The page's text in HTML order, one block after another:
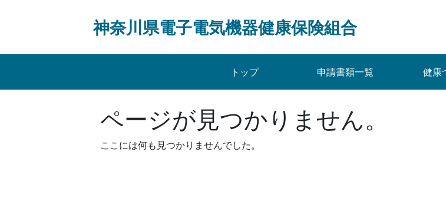
神奈川県電子電気機器健康保険組合
トップ 申請書類一覧 健康
ページが見つかりません。
ここには何も見つかりませんでした。